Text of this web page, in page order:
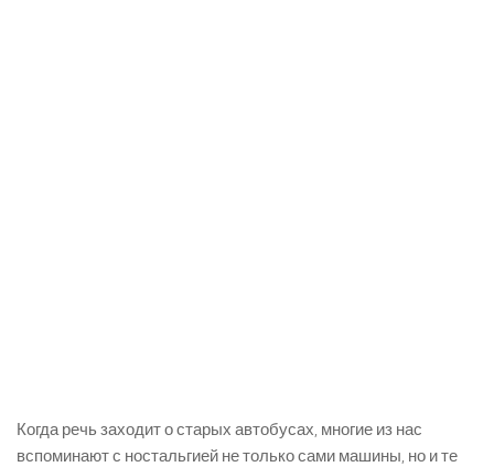
Когда речь заходит о старых автобусах, многие из нас
вспоминают с ностальгией не только сами машины, но и те